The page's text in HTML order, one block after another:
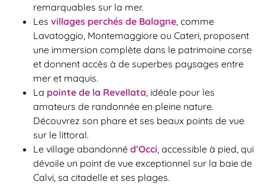
remarquables sur la mer.
Les villages perchés de Balagne, comme
Lavatoggio, Montemaggiore ou Cateri, proposent
une immersion complète dans le patrimoine corse
et donnent accès à de superbes paysages entre
mer et maquis.
La pointe de la Revellata, idéale pour les
amateurs de randonnée en pleine nature.
Découvrez son phare et ses beaux points de vue
sur le littoral.
Le village abandonné d’Occi, accessible à pied, qui
dévoile un point de vue exceptionnel sur la baie de
Calvi, sa citadelle et ses plages.